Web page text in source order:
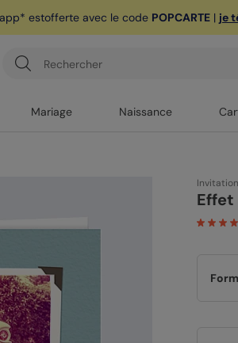
estofferte avec le code POPCARTE| je
Mariage Naissance